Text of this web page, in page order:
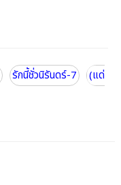
รักนี้ชั่วนิรันดร์-7
(แด่